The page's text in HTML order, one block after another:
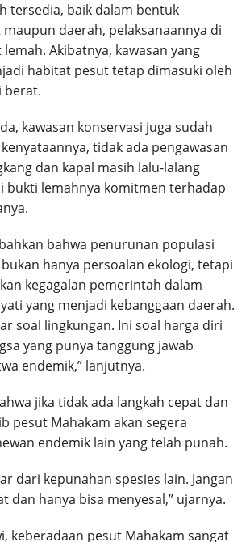
tersedia, baik dalam bentuk
daerah, pelaksanaannya di
Akibatnya, kawasan yang
habitat pesut tetap dimasuki oleh
berat.
kawasan konservasi juga sudah
tidak ada pengawasan
dan kapal masih lalu-lalang
bukti lemahnya komitmen terhadap
bahwa penurunan populasi
hanya persoalan ekologi, tetapi
kegagalan pemerintah dalam
yang menjadi kebanggaan daerah.
soal lingkungan. Ini soal harga diri
yang punya tanggung jawab
endemik,” lanjutnya.
jika tidak ada langkah cepat dan
pesut Mahakam akan segera
endemik lain yang telah punah.
dari kepunahan spesies lain. Jangan
dan hanya bisa menyesal,” ujarnya.
keberadaan pesut Mahakam sangat